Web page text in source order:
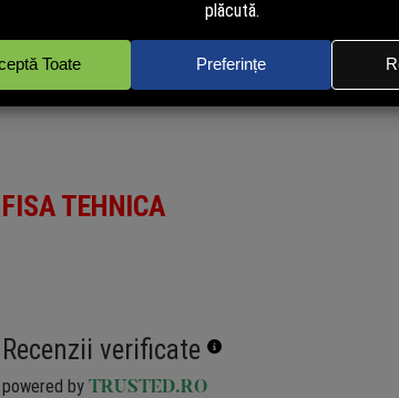
Protectie descarcari electrice:4KV
WDR:DWDR
Audio:Microfon de inalta fidelitate integrat
FISA TEHNICA
Recenzii verificate
powered by TRUSTED.RO